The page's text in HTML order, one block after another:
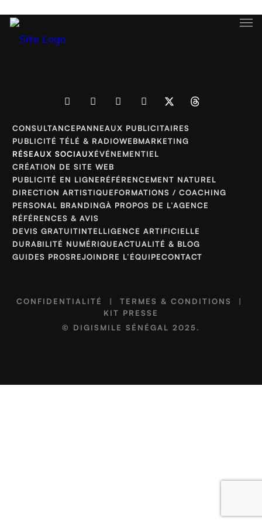
CONSULTANCEPANNEAUX PUBLICITAIRES
PUBLICITÉ TÉLÉ & RADIOWEBMARKETING
RÉSEAUX SOCIAUXÉVÉNEMENTIEL
CRÉATION DE SITE WEB
PUBLICITÉ EN LIGNERÉFÉRENCEMENT NATUREL
DIRECTION ARTISTIQUEFORMATIONS / COACHING
PERSONAL BRANDINGÀ PROPOS DE L’AGENCE
RÉFÉRENCES & AVIS
DEVIS GRATUITINTELLIGENCE ARTIFICIELLE
DURABILITÉ NUMÉRIQUEACTUALITÉ & BLOG
GUIDES PROSREJOINDRE L’ÉQUIPECONTACT
CONFIDENTIALITÉ | TERMES & CONDITIONS
|
KIT PRESSE
© DIGISMILE SÉNÉGAL 2025.